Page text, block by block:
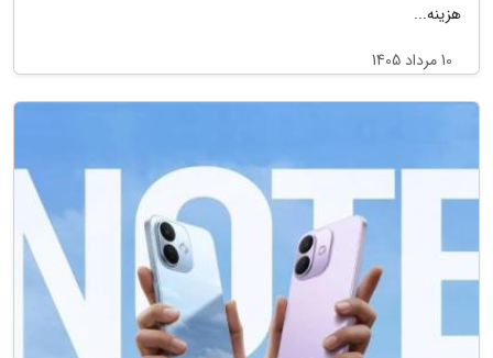
هزینه...
10 مرداد 1405